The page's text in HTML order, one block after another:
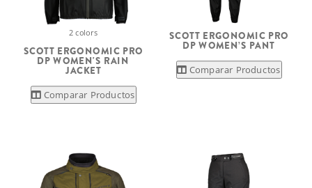
2 colors
SCOTT ERGONOMIC PRO
DP WOMEN'S RAIN
JACKET
Comparar Productos
SCOTT ERGONOMIC PRO
DP WOMEN’S PANT
Comparar Productos